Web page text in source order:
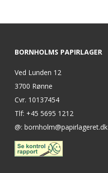
BORNHOLMS PAPIRLAGER
Ved Lunden 12
3700 Rønne
Cvr. 10137454
Tlf: +45 5695 1212
@: bornholm@papirlageret.dk